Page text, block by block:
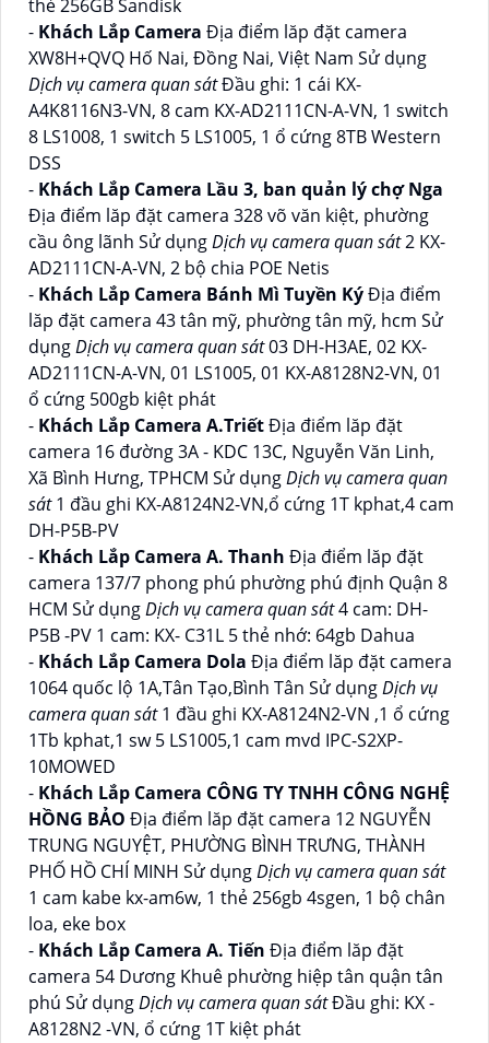
thẻ 256GB Sandisk
- Khách Lắp Camera Địa điểm lăp đặt camera
XW8H+QVQ Hố Nai, Đồng Nai, Việt Nam Sử dụng
Dịch vụ camera quan sátĐầu ghi: 1 cái KX-
A4K8116N3-VN, 8 cam KX-AD2111CN-A-VN, 1 switch
8 LS1008, 1 switch 5 LS1005, 1 ổ cứng 8TB Western
DSS
- Khách Lắp Camera Lầu 3, ban quản lý chợ Nga
Địa điểm lăp đặt camera 328 võ văn kiệt, phường
cầu ông lãnh Sử dụngDịch vụ camera quan sát2 KX-
AD2111CN-A-VN, 2 bộ chia POE Netis
- Khách Lắp Camera Bánh Mì Tuyền KýĐịa điểm
lăp đặt camera 43 tân mỹ, phường tân mỹ, hcm Sử
dụngDịch vụ camera quan sát03 DH-H3AE, 02 KX-
AD2111CN-A-VN, 01 LS1005, 01 KX-A8128N2-VN, 01
ổ cứng 500gb kiệt phát
- Khách Lắp Camera A.TriếtĐịa điểm lăp đặt
camera 16 đường 3A - KDC 13C, Nguyễn Văn Linh,
Xã Bình Hưng, TPHCM Sử dụngDịch vụ camera quan
sát1 đầu ghi KX-A8124N2-VN,ổ cứng 1T kphat,4 cam
DH-P5B-PV
- Khách Lắp Camera A. Thanh Địa điểm lăp đặt
camera 137/7 phong phú phường phú định Quận 8
HCM Sử dụngDịch vụ camera quan sát4 cam: DH-
P5B -PV 1 cam: KX- C31L 5 thẻ nhớ: 64gb Dahua
- Khách Lắp Camera Dola Địa điểm lăp đặt camera
1064 quốc lộ 1A,Tân Tạo,Bình Tân Sử dụngDịch vụ
camera quan sát1 đầu ghi KX-A8124N2-VN ,1 ổ cứng
1Tb kphat,1 sw 5 LS1005,1 cam mvd IPC-S2XP-
10MOWED
- Khách Lắp Camera CÔNG TY TNHH CÔNG NGHỆ
HỒNG BẢO Địa điểm lăp đặt camera 12 NGUYỄN
TRUNG NGUYỆT, PHƯỜNG BÌNH TRƯNG, THÀNH
PHỐ HỒ CHÍ MINH Sử dụngDịch vụ camera quan sát
1 cam kabe kx-am6w, 1 thẻ 256gb 4sgen, 1 bộ chân
loa, eke box
- Khách Lắp Camera A. Tiến Địa điểm lăp đặt
camera 54 Dương Khuê phường hiệp tân quận tân
phú Sử dụngDịch vụ camera quan sátĐầu ghi: KX -
A8128N2 -VN, ổ cứng 1T kiệt phát